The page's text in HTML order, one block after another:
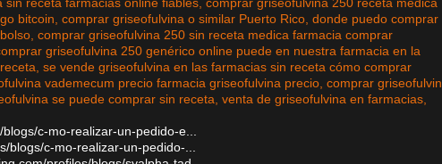
bitcoin, comprar griseofulvina o similar Puerto Rico, donde puedo comprar
comprar griseofulvina 250 sin receta medica farmacia comprar
griseofulvina 250 genérico online puede en nuestra farmacia en la
se vende griseofulvina en las farmacias sin receta cómo comprar
vademecum precio farmacia griseofulvina precio, comprar
se puede comprar sin receta, venta de griseofulvina en farmacias,
c-mo-realizar-un-pedido-e...
blogs/c-mo-realizar-un-pedido-...